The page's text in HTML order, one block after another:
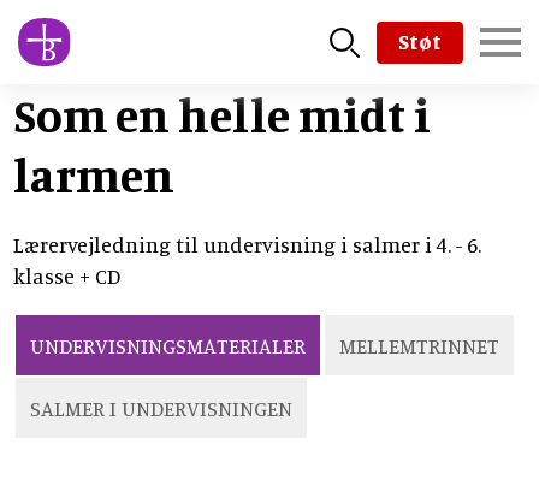
Skip
to
content
Støt
Som en helle midt i
larmen
Lærervejledning til undervisning i salmer i 4. - 6.
klasse + CD
UNDERVISNINGSMATERIALER MELLEMTRINNET
SALMER I UNDERVISNINGEN